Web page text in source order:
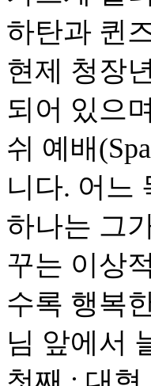
하탄과 퀸
현제 청장
되어 있으
쉬 예배
니다. 어느
하나는 그
꾸는 이상
수록 행복
님 앞에서